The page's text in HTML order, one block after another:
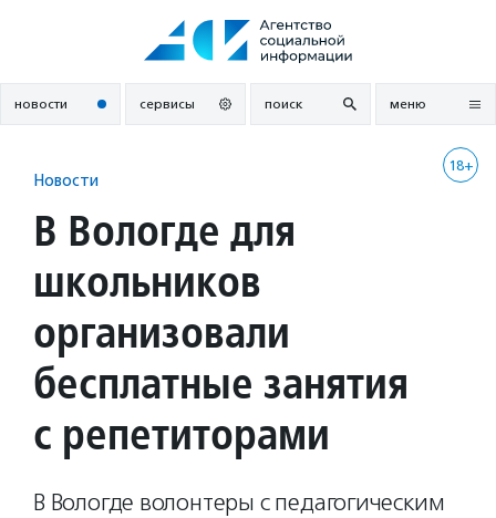
новости сервисы поиск меню
18+
Новости
В Вологде для
школьников
организовали
бесплатные занятия
с репетиторами
В Вологде волонтеры с педагогическим